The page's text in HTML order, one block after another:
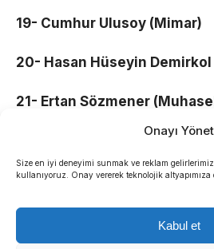
Onayı Yönet
Size en iyi deneyimi sunmak ve reklam
kullanıyoruz. Onay vererek teknolojik altyapımıza
Kabul et
19- Cumhur Ulusoy (Mimar)
20- Hasan Hüseyin
21- Ertan Sözmener